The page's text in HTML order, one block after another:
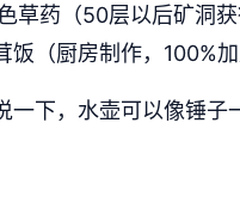
草药（50层以后矿洞
饭（厨房制作，100%
一下，水壶可以像锤